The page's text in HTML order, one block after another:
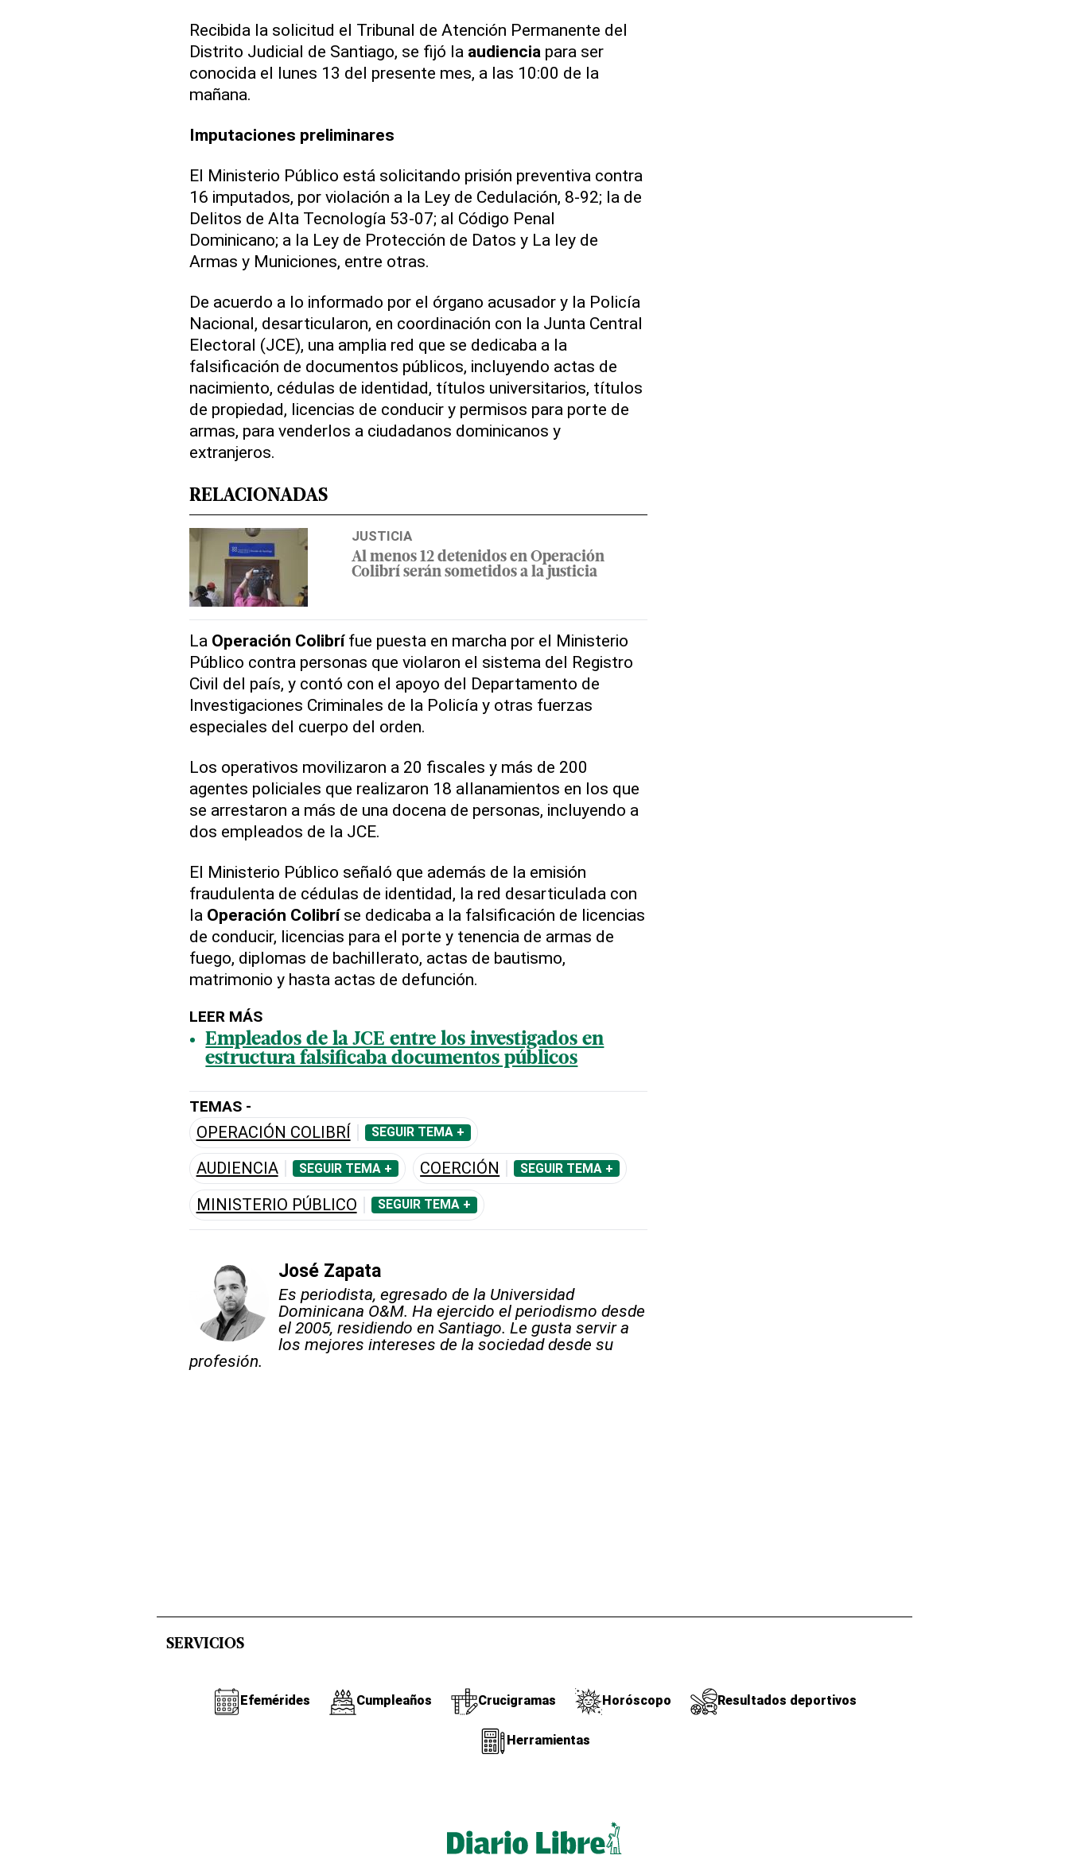
Recibida la solicitud el Tribunal de Atención Permanente del
Distrito Judicial de Santiago, se fijó la audiencia para ser
conocida el lunes 13 del presente mes, a las 10:00 de la
mañana.
Imputaciones preliminares
El Ministerio Público está solicitando prisión preventiva contra
16 imputados, por violación a la Ley de Cedulación, 8-92; la de
Delitos de Alta Tecnología 53-07; al Código Penal
Dominicano; a la Ley de Protección de Datos y La ley de
Armas y Municiones, entre otras.
De acuerdo a lo informado por el órgano acusador y la Policía
Nacional, desarticularon, en coordinación con la Junta Central
Electoral (JCE), una amplia red que se dedicaba a la
falsificación de documentos públicos, incluyendo actas de
nacimiento, cédulas de identidad, títulos universitarios, títulos
de propiedad, licencias de conducir y permisos para porte de
armas, para venderlos a ciudadanos dominicanos y
extranjeros.
RELACIONADAS
JUSTICIA
Al menos 12 detenidos en Operación
Colibrí serán sometidos a la justicia
La Operación Colibrífue puesta en marcha por el Ministerio
Público contra personas que violaron el sistema del Registro
Civil del país, y contó con el apoyo del Departamento de
Investigaciones Criminales de la Policía y otras fuerzas
especiales del cuerpo del orden.
Los operativos movilizaron a 20 fiscales y más de 200
agentes policiales que realizaron 18 allanamientos en los que
se arrestaron a más de una docena de personas, incluyendo a
dos empleados de la JCE.
El Ministerio Público señaló que además de la emisión
fraudulenta de cédulas de identidad, la red desarticulada con
la Operación Colibríse dedicaba a la falsificación de licencias
de conducir, licencias para el porte y tenencia de armas de
fuego, diplomas de bachillerato, actas de bautismo,
matrimonio y hasta actas de defunción.
LEER MÁS
Empleados de la JCE entre los investigados en
estructura falsificaba documentos públicos
TEMAS -
OPERACIÓN COLIBRÍ SEGUIR TEMA +
AUDIENCIA SEGUIR TEMA + COERCIÓN SEGUIR TEMA +
MINISTERIO PÚBLICO SEGUIR TEMA +
José Zapata
Es periodista, egresado de la Universidad
Dominicana O&M. Ha ejercido el periodismo desde
el 2005, residiendo en Santiago. Le gusta servir a
los mejores intereses de la sociedad desde su
profesión.
SERVICIOS
Efemérides Cumpleaños Crucigramas Horóscopo Resultados deportivos
Herramientas